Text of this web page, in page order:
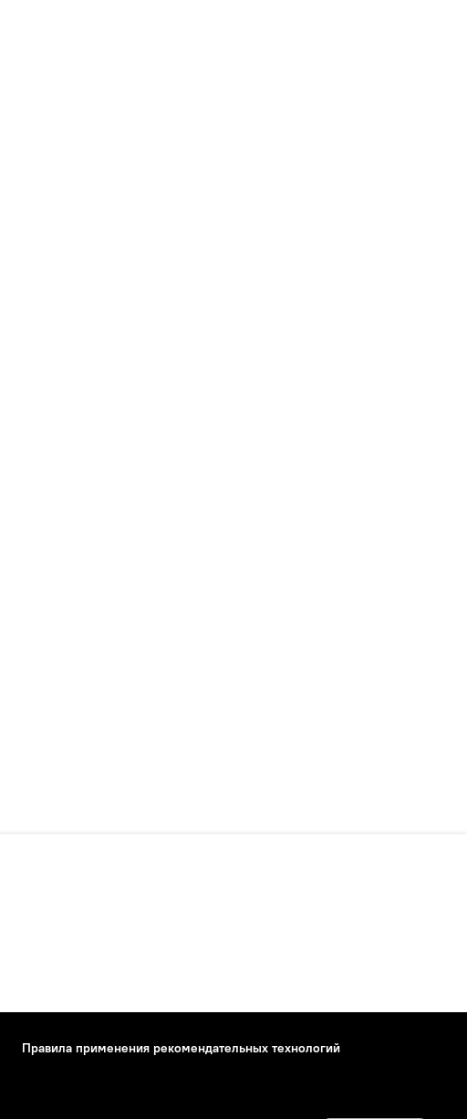
Правила применения рекомендательных технологий